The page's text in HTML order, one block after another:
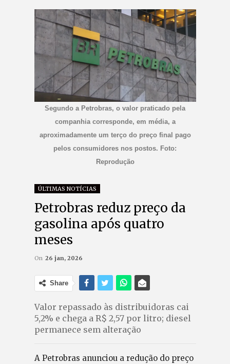
Segundo a Petrobras, o valor praticado pela
companhia corresponde, em média, a
aproximadamente um terço do preço final pago
pelos consumidores nos postos. Foto:
Reprodução
ÚLTIMAS NOTÍCIAS
Petrobras reduz preço da
gasolina após quatro
meses
On 26 jan, 2026
Share
Valor repassado às distribuidoras cai
5,2% e chega a R$ 2,57 por litro; diesel
permanece sem alteração
A Petrobras anunciou a redução do preço